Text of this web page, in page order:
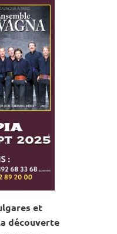
et
découverte